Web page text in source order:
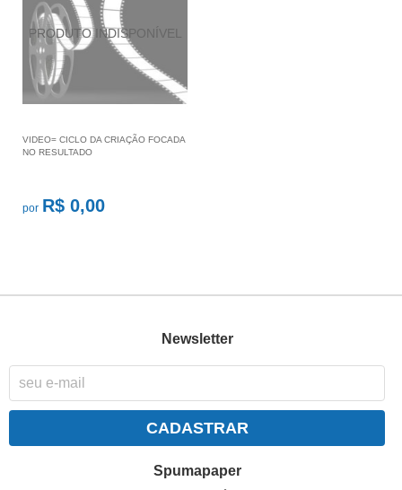
VIDEO= CICLO DA CRIAÇÃO FOCADA
NO RESULTADO
por R$ 0,00
Newsletter
CADASTRAR
Spumapaper